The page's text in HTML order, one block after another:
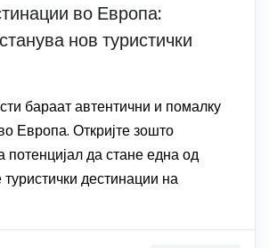
во Европа:
нов туристички
бараат автентични и помалку
Европа. Откријте зошто
потенцијал да стане една од
туристички дестинации на